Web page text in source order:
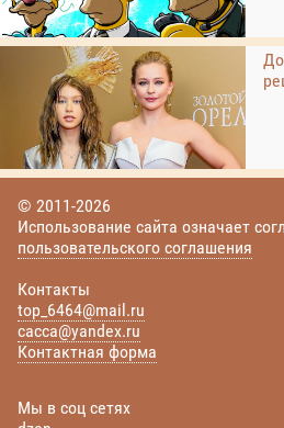
© 2011-2026
Использование сайта означает
пользовательского соглашения
Контакты
top_6464@mail.ru
cacca@yandex.ru
Контактная форма
Мы в соц сетях